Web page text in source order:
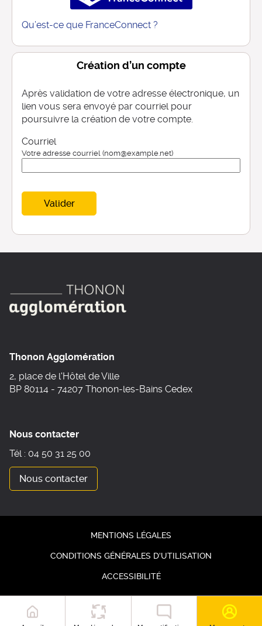
Qu’est-ce que FranceConnect ?
Création d’un compte
Après validation de votre adresse électronique, un
lien vous sera envoyé par courriel pour
poursuivre la création de votre compte.
Courriel
Votre adresse courriel (nom@example.net)
Valider
Thonon Agglomération
2, place de l'Hôtel de Ville
BP 80114 - 74207 Thonon-les-Bains Cedex
Nous contacter
Tél : 04 50 31 25 00
Nous contacter
MENTIONS LÉGALES
CONDITIONS GÉNÉRALES D'UTILISATION
ACCESSIBILITÉ